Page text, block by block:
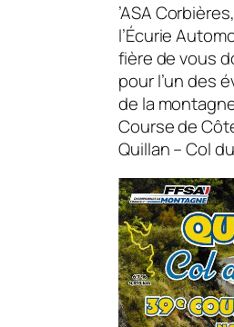
’ASA
l’Écurie
fière de vous
pour l’un des
de la
Course de
Quillan – Col